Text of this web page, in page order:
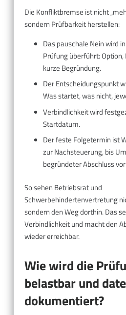
Die Konfliktbremse ist nicht
sondern Prüfbarkeit herstellen:
Das pauschale Nein wird
Prüfung überführt:
kurze Begründung.
Der Entscheidungspunkt
Was startet, was nicht,
Verbindlichkeit wird
Startdatum.
Der feste Folgetermin ist
zur Nachsteuerung, bis
begründeter Abschluss
So sehen Betriebsrat und
Schwerbehindertenvertretung
sondern den Weg dorthin. Das
Verbindlichkeit und macht den
wieder erreichbar.
Wie wird die
belastbar und
dokumentiert?